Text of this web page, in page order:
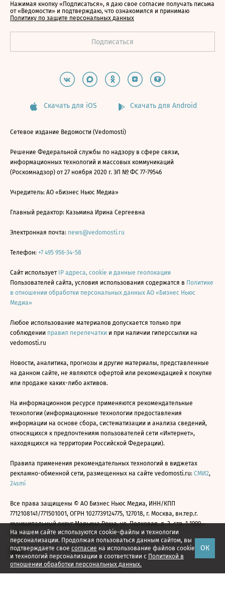
На нашем сайте используются cookie-файлы и технологии
персонализации. Продолжая пользоваться данным сайтом, вы
подтверждаете свое согласие на использование файлов cookie
и технологий персонализации в соответствии с Политикой в
отношении обработки персональных данных.
ОК
Нажимая кнопку «Подписаться», я даю свое согласие получать письма
от «Ведомости» и подтверждаю, что ознакомился и принимаю
Политику по защите персональных данных
Скачать для iOS Скачать для Android
Сетевое издание Ведомости (Vedomosti)
Решение Федеральной службы по надзору в сфере связи,
информационных технологий и массовых коммуникаций
(Роскомнадзор) от 27 ноября 2020 г. ЭЛ № ФС 77-79546
Учредитель: АО «Бизнес Ньюс Медиа»
Главный редактор: Казьмина Ирина Сергеевна
Электронная почта: news@vedomosti.ru
Телефон: +7 495 956-34-58
Сайт использует IP адреса, cookie и данные геолокации
Пользователей сайта, условия использования содержатся в Политике
в отношении обработки персональных данных АО «Бизнес Ньюс
Медиа»
Любое использование материалов допускается только при
соблюдении правил перепечатки и при наличии гиперссылки на
vedomosti.ru
Новости, аналитика, прогнозы и другие материалы, представленные
на данном сайте, не являются офертой или рекомендацией к покупке
или продаже каких-либо активов.
На информационном ресурсе применяются рекомендательные
технологии (информационные технологии предоставления
информации на основе сбора, систематизации и анализа сведений,
относящихся к предпочтениям пользователей сети «Интернет»,
находящихся на территории Российской Федерации).
Правила применения рекомендательных технологий в виджетах
рекламно-обменной сети, размещенных на сайте vedomosti.ru: СМИ2,
24smi
Все права защищены © АО Бизнес Ньюс Медиа, ИНН/КПП
7712108141/771501001, ОГРН 1027739124775, 127018, г. Москва, вн.тер.г.
муниципальный округ Марьина Роща, ул. Полковая, д. 3, стр. 1 1999—
2026